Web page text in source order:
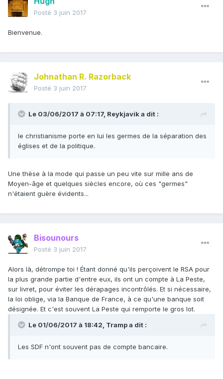
Posté 3 juin 2017
Bienvenue.
Johnathan R. Razorback
Posté 3 juin 2017
Le 03/06/2017 à 07:17, Reykjavika dit :
le christianisme porte en lui les germes de la séparation des
églises et de la politique.
Une thèse à la mode qui passe un peu vite sur mille ans de
Moyen-âge et quelques siècles encore, où ces "germes"
n'étaient guère évidents...
Bisounours
Posté 3 juin 2017
Alors là, détrompe toi ! Étant donné qu'ils perçoivent le RSA pour
la plus grande partie d'entre eux, ils ont un compte à La Peste,
sur livret, pour éviter les dérapages incontrôlés. Et si nécessaire,
la loi oblige, via la Banque de France, à ce qu'une banque soit
désignée. Et c'est souvent La Peste qui remporte le gros lot.
Le 01/06/2017 à 18:42, Trampa dit :
Les SDF n'ont souvent pas de compte bancaire.